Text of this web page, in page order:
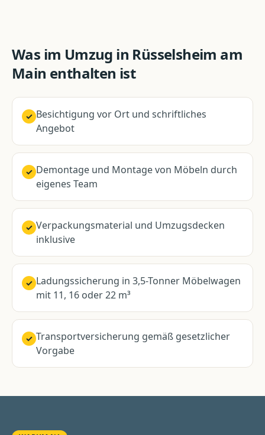
Was im Umzug in Rüsselsheim am
Main enthalten ist
✓ Besichtigung vor Ort und schriftliches
Angebot
✓ Demontage und Montage von Möbeln durch
eigenes Team
✓ Verpackungsmaterial und Umzugsdecken
inklusive
✓ Ladungssicherung in 3,5-Tonner Möbelwagen
mit 11, 16 oder 22 m³
✓ Transportversicherung gemäß gesetzlicher
Vorgabe